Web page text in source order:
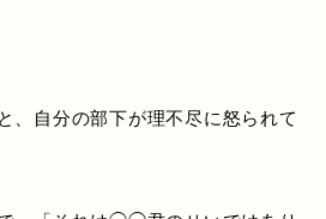
、自分の部下が理不尽に怒られて